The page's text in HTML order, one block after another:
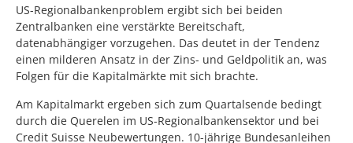
US-Regionalbankenproblem ergibt sich bei beiden
Zentralbanken eine verstärkte Bereitschaft,
datenabhängiger vorzugehen. Das deutet in der Tendenz
einen milderen Ansatz in der Zins- und Geldpolitik an, was
Folgen für die Kapitalmärkte mit sich brachte.
Am Kapitalmarkt ergeben sich zum Quartalsende bedingt
durch die Querelen im US-Regionalbankensektor und bei
Credit Suisse Neubewertungen. 10-jährige Bundesanleihen